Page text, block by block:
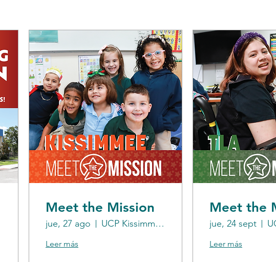
Meet the Mission
jue, 27 ago UCP Kissimmee Campus
Leer más
Meet the
jue, 24 sept
Leer más